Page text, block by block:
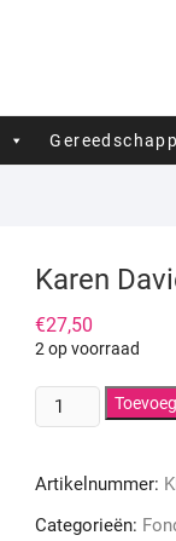
Karen
€27,50
2 op voorraad
Karen
Davies
Bow
Mould
Artikelnummer:
Categorieën: